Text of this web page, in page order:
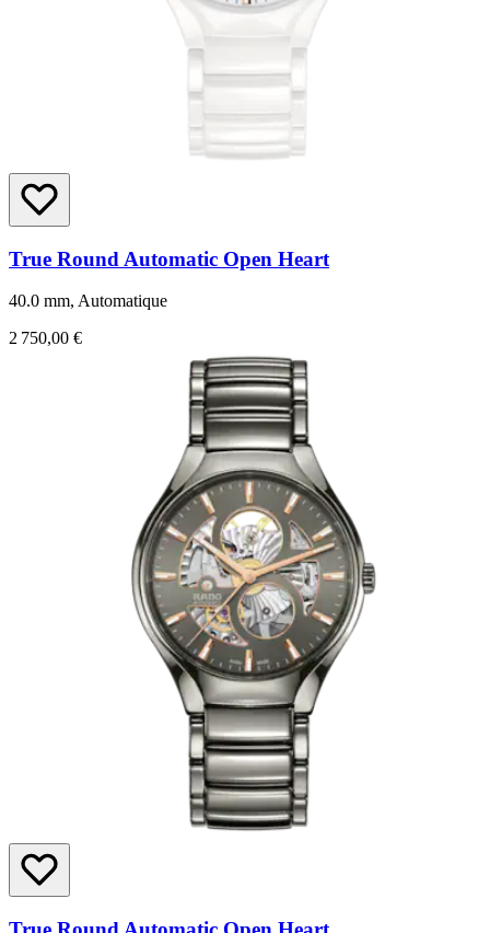
True Round Automatic Open Heart
40.0 mm, Automatique
2 750,00 €